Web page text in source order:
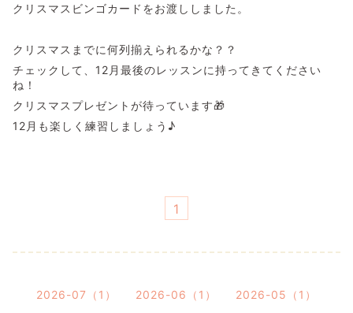
クリスマスビンゴカードをお渡ししました。
クリスマスまでに何列揃えられるかな？？
チェックして、12月最後のレッスンに持ってきてください
ね！
クリスマスプレゼントが待っています🎁
12月も楽しく練習しましょう♪
1
2026-07（1） 2026-06（1）
2026-05（1）